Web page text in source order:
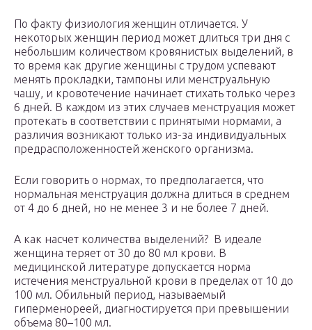
По факту физиология женщин отличается. У
некоторых женщин период может длиться три дня с
небольшим количеством кровянистых выделений, в
то время как другие женщины с трудом успевают
менять прокладки, тампоны или менструальную
чашу, и кровотечение начинает стихать только через
6 дней. В каждом из этих случаев менструация может
протекать в соответствии с принятыми нормами, а
различия возникают только из-за индивидуальных
предрасположенностей женского организма.
Если говорить о нормах, то предполагается, что
нормальная менструация должна длиться в среднем
от 4 до 6 дней, но не менее 3 и не более 7 дней.
А как насчет количества выделений? В идеале
женщина теряет от 30 до 80 мл крови. В
медицинской литературе допускается норма
истечения менструальной крови в пределах от 10 до
100 мл. Обильный период, называемый
гиперменореей, диагностируется при превышении
объема 80–100 мл.